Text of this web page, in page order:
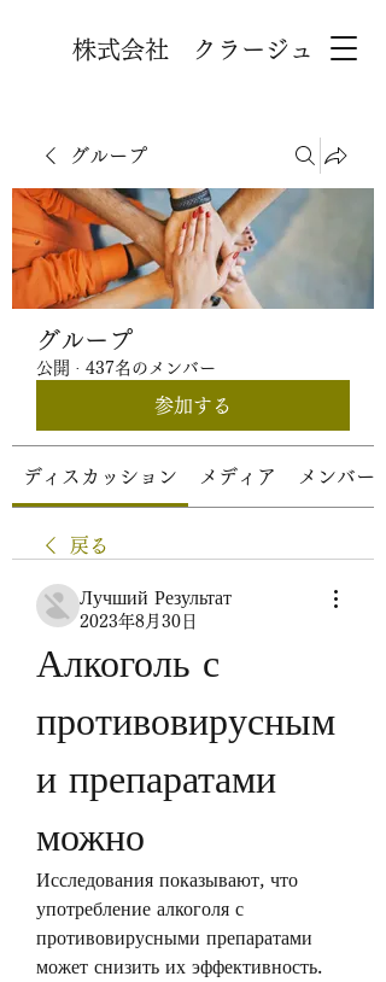
株式会社 クラージュ
グループ
グループ
公開 · 437名のメンバー
参加する
ディスカッション メディア メンバー
戻る
Лучший Результат
2023年8月30日
Алкоголь с
противовирусным
и препаратами
можно
Исследования показывают, что
употребление алкоголя с
противовирусными препаратами
может снизить их эффективность.